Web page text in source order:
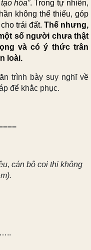
hóa”. Trong tự nhiên,
không thể thiếu, góp
trái đất. Thế nhưng,
số người chưa thật
và có ý thức trân
loài.
trình bày suy nghĩ về
để khắc phục.
cán bộ coi thi không